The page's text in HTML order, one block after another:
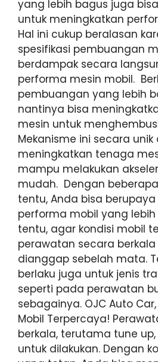
yang lebih bagus juga
untuk meningkatkan
Hal ini cukup beralasan
spesifikasi pembuangan
berdampak secara
performa mesin mobil.
pembuangan yang lebih
nantinya bisa
mesin untuk
Mekanisme ini secara unik
meningkatkan tenaga
mampu melakukan
mudah. Dengan
tentu, Anda bisa
performa mobil yang lebih
tentu, agar kondisi mobil
perawatan secara
dianggap sebelah mata.
berlaku juga untuk jenis
seperti pada perawatan
sebagainya. OJC Auto
Mobil Terpercaya!
berkala, terutama tune
untuk dilakukan. Dengan